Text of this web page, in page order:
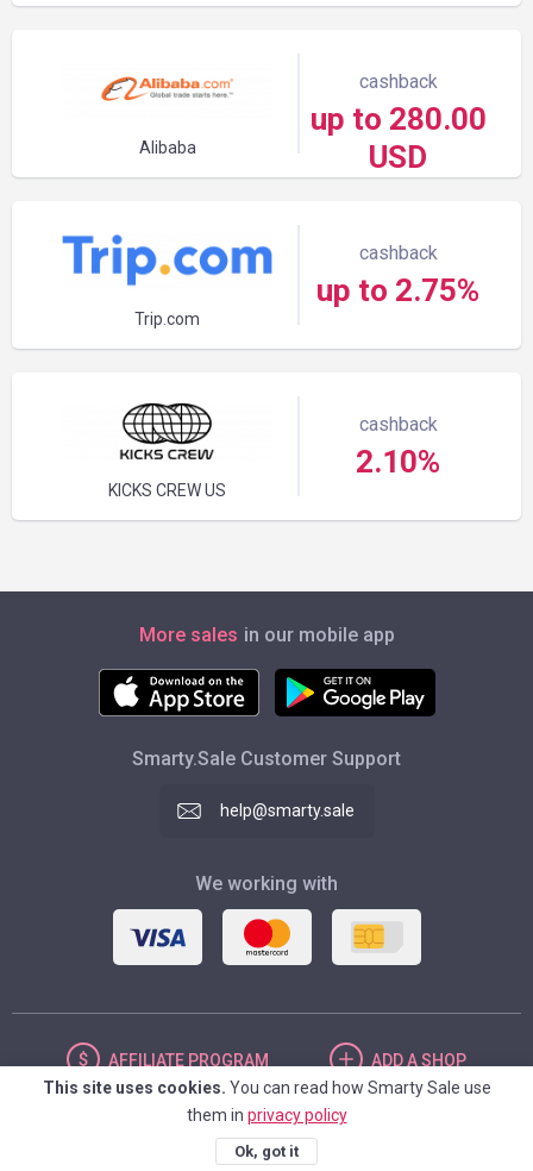
Alibaba
cashback
up to 280.00
USD
Trip.com
cashback
up to 2.75%
KICKS CREW US
cashback
2.10%
More sales in our mobile app
Smarty.Sale Customer Support
help@smarty.sale
We working with
AFFILIATE PROGRAM ADDA SHOP
UNITED STATES
This site uses cookies. You can read how Smarty Sale use
them in privacy policy
Ok, got it